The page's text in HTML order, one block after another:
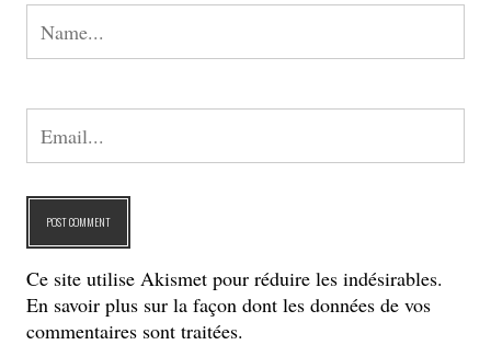
Ce site utilise Akismet pour réduire les indésirables.
En savoir plus sur la façon dont les données de vos
commentaires sont traitées.